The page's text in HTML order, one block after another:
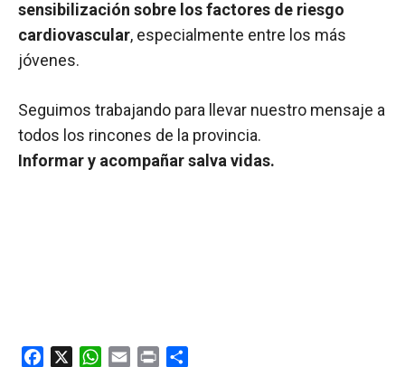
sensibilización sobre los factores de riesgo
cardiovascular, especialmente entre los más
jóvenes.
Seguimos trabajando para llevar nuestro mensaje a
todos los rincones de la provincia.
Informar y acompañar salva vidas.
W